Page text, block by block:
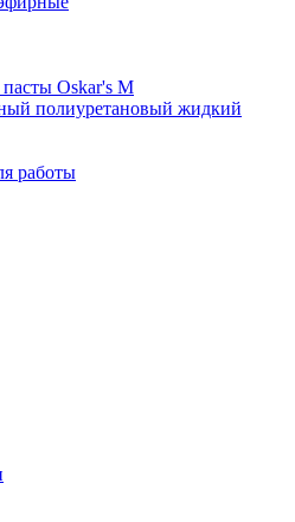
Oskar's M
полиуретановый жидкий
работы